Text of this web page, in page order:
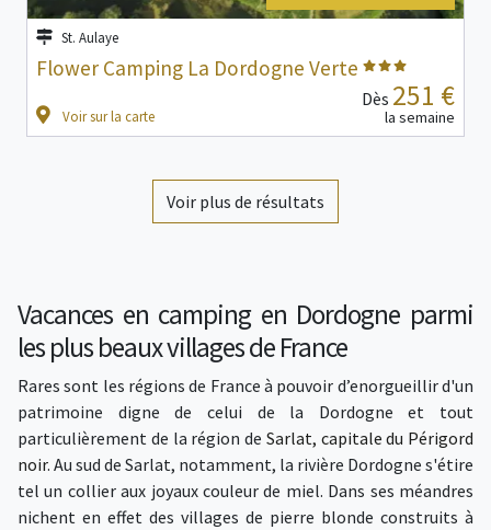
St. Aulaye
Flower Camping La Dordogne Verte
Voir sur la carte
Dès 251 €
la semaine
Voir plus de résultats
Vacances en camping en Dordogne parmi
les plus beaux villages de France
Rares sont les régions de France à pouvoir d’enorgueillir d'un
patrimoine digne de celui de la Dordogne et tout
particulièrement de la région de Sarlat, capitale du Périgord
noir. Au sud de Sarlat, notamment, la rivière Dordogne s'étire
tel un collier aux joyaux couleur de miel. Dans ses méandres
nichent en effet des villages de pierre blonde construits à